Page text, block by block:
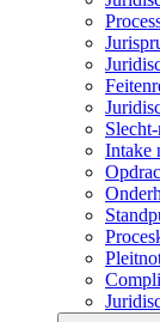
Intake